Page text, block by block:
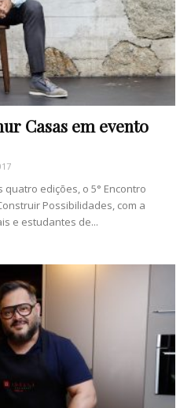
Casas em evento
edições, o 5° Encontro
Possibilidades, com a
e estudantes de...